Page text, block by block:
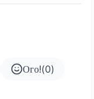
Ого!(0)